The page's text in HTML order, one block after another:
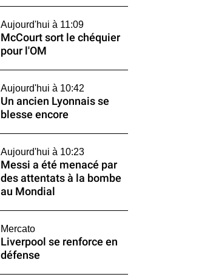
Aujourd'hui à 11:09
McCourt sort le chéquier
pour l'OM
Aujourd'hui à 10:42
Un ancien Lyonnais se
blesse encore
Aujourd'hui à 10:23
Messi a été menacé par
des attentats à la bombe
au Mondial
Mercato
Liverpool se renforce en
défense